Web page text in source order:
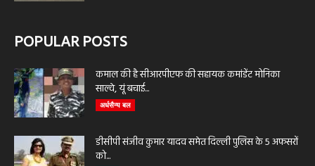
POPULAR POSTS
कमाल की है सीआरपीएफ की सहायक कमांडेंट मोनिका
साल्वे, यूं बचाई...
अर्धसैन्य बल
डीसीपी संजीव कुमार यादव समेत दिल्ली पुलिस के 5 अफसरों
को...